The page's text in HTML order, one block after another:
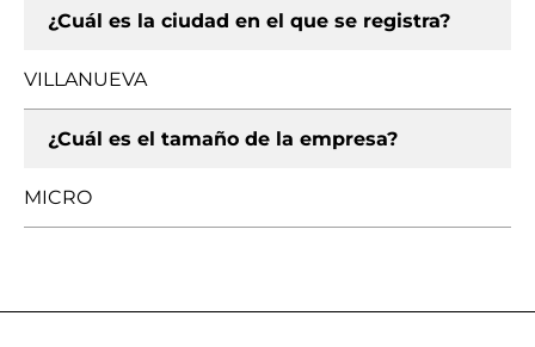
¿Cuál es la ciudad en el que se registra?
VILLANUEVA
¿Cuál es el tamaño de la empresa?
MICRO